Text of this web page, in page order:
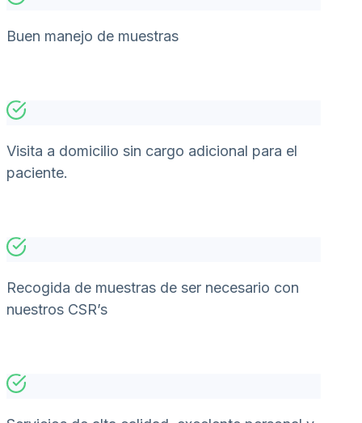
Buen manejo de muestras
Visita a domicilio sin cargo adicional para el
paciente.
Recogida de muestras de ser necesario con
nuestros CSR’s